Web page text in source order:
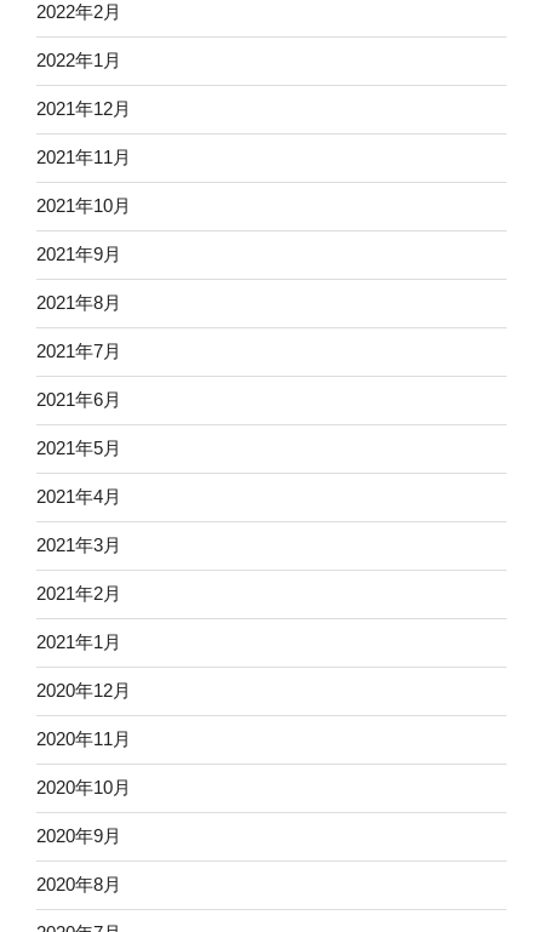
2022年2月
2022年1月
2021年12月
2021年11月
2021年10月
2021年9月
2021年8月
2021年7月
2021年6月
2021年5月
2021年4月
2021年3月
2021年2月
2021年1月
2020年12月
2020年11月
2020年10月
2020年9月
2020年8月